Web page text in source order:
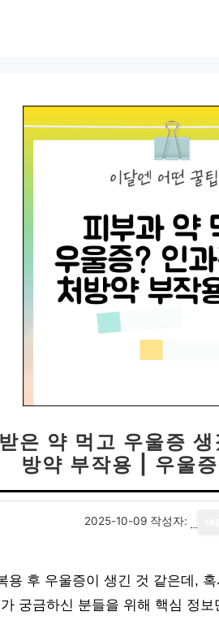
은 약 먹고 우울증
방약 부작용 | 우울
2025-10-09 작성자:
용 후 우울증이 생긴 것 같은데,
궁금하신 분들을 위해 핵심 정